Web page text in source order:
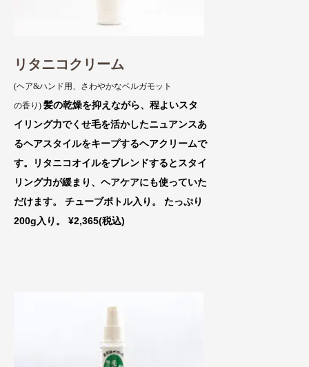
リタニコクリーム
(ヘア&ハンド用、さわやかなベルガモット
の香り) 髪の乾燥を抑えながら、程よいスタ
イリング力でくせ毛を活かしたニュアンスあ
るヘアスタイルをキープするヘアクリームで
す。リタニコオイルをブレンドするとスタイ
リング力が緩まり、ヘアケアにも使っていた
だけます。 チューブボトル入り。 たっぷり
200g入り。 ¥2,365(税込)